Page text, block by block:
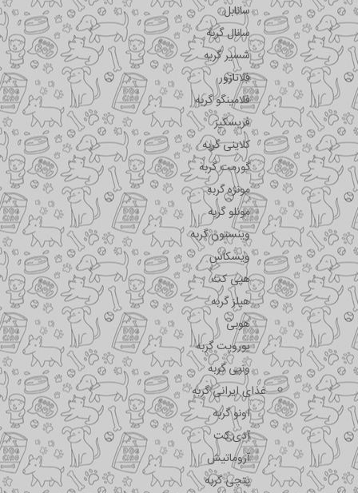
سانابل
سانال گربه
شسیر گربه
فلاتازور
فلامینگو گربه
فریسکیز
کلاینی گربه
گورمت گربه
مونژه گربه
مونلو گربه
وینستون گربه
ویسکاس
هپی کت
هیلز گربه
هوبی
یوروپت گربه
ونپی گربه
غذای ایرانی گربه
اونو گربه
آدی کت
آروماتیش
پتچی گربه